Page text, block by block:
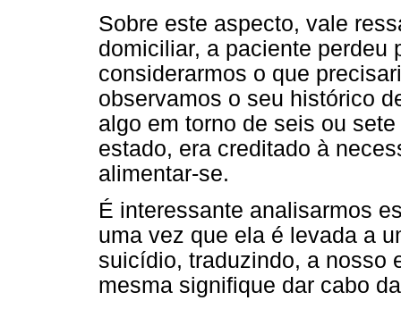
Sobre este aspecto, vale
domiciliar, a paciente perdeu
considerarmos o que
observamos o seu histórico
algo em torno de seis ou
estado, era creditado à
alimentar-se.
É interessante analisarmos
uma vez que ela é levada a
suicídio, traduzindo, a nosso
mesma signifique dar cabo